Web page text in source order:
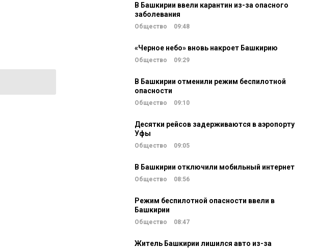
В Башкирии ввели карантин из-за опасного
заболевания
Общество 09:48
«Черное небо» вновь накроет Башкирию
Общество 09:29
В Башкирии отменили режим беспилотной
опасности
Общество 09:10
Десятки рейсов задерживаются в аэропорту
Уфы
Общество 09:05
В Башкирии отключили мобильный интернет
Общество 08:56
Режим беспилотной опасности ввели в
Башкирии
Общество 08:47
Житель Башкирии лишился авто из-за